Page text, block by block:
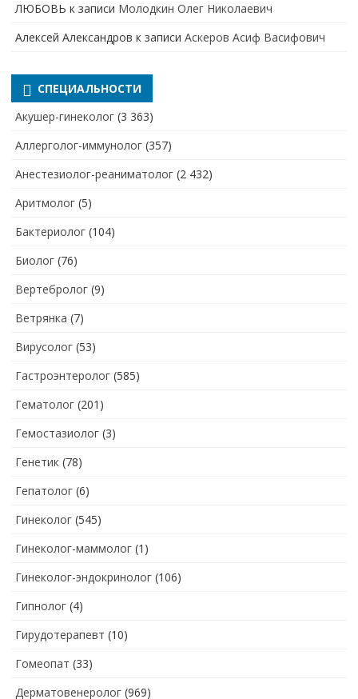
ЛЮБОВЬ к записи Молодкин Олег Николаевич
Алексей Александров к записи Аскеров Асиф Васифович
СПЕЦИАЛЬНОСТИ
Акушер-гинеколог (3 363)
Аллерголог-иммунолог (357)
Анестезиолог-реаниматолог (2 432)
Аритмолог (5)
Бактериолог (104)
Биолог (76)
Вертебролог (9)
Ветрянка (7)
Вирусолог (53)
Гастроэнтеролог (585)
Гематолог (201)
Гемостазиолог (3)
Генетик (78)
Гепатолог (6)
Гинеколог (545)
Гинеколог-маммолог (1)
Гинеколог-эндокринолог (106)
Гипнолог (4)
Гирудотерапевт (10)
Гомеопат (33)
Дерматовенеролог (969)